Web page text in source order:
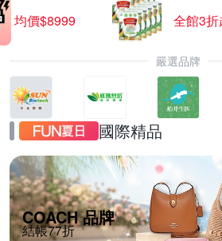
均價$8999
全館3折
嚴選品牌
國際精品
COACH 品牌
結帳77折